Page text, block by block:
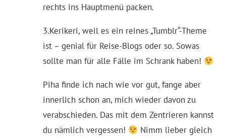
rechts ins Hauptmenü packen.
3.Kerikeri, weil es ein reines „Tumblr“-Theme
ist – genial für Reise-Blogs oder so. Sowas
sollte man für alle Fälle im Schrank haben!
Piha finde ich nach wie vor gut, fange aber
innerlich schon an, mich wieder davon zu
verabschieden. Das mit dem Zentrieren kannst
du nämlich vergessen!
Nimm lieber gleich